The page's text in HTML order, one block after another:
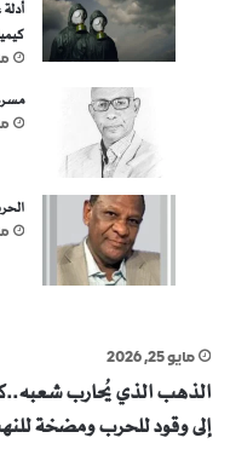
مايو 25, 2026
الذهب الذي يُحارب
إلى وقود للحرب ومضخة